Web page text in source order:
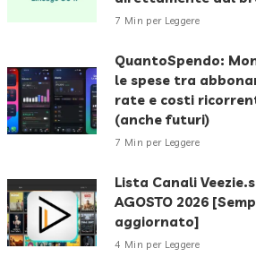
7 Min per Leggere
QuantoSpendo:
le spese tra
rate e costi
(anche futuri)
7 Min per Leggere
Lista Canali
AGOSTO 2026
aggiornato]
4 Min per Leggere